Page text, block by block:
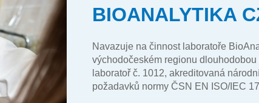
BIOANALYTIKA
Navazuje na činnost laboratoře
východočeském regionu
laboratoř č. 1012, akreditovaná
požadavků normy ČSN EN ISO/IEC